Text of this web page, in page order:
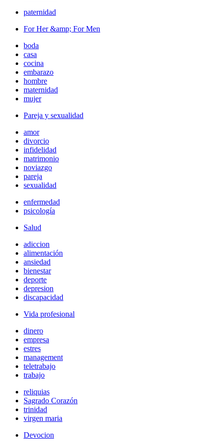
paternidad
For Her &amp; For Men
boda
casa
cocina
embarazo
hombre
maternidad
mujer
Pareja y sexualidad
amor
divorcio
infidelidad
matrimonio
noviazgo
pareja
sexualidad
enfermedad
psicología
Salud
adiccion
alimentación
ansiedad
bienestar
deporte
depresion
discapacidad
Vida profesional
dinero
empresa
estres
management
teletrabajo
trabajo
reliquias
Sagrado Corazón
trinidad
virgen maria
Devocion